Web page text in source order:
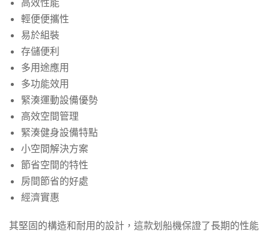
輕便便攜性
易於組裝
存儲便利
多用途應用
多功能效用
緊湊運動設備優勢
高效空間管理
緊湊健身設備特點
小空間解決方案
節省空間的特性
房間節省的好處
經濟實惠
其堅固的構造和耐用的設計，這款划船機保證了長期的性能